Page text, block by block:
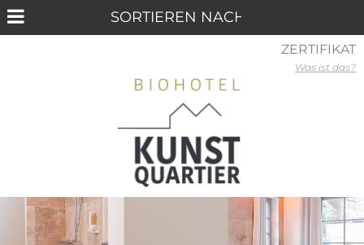
ZERTIFIKAT
Was ist das?